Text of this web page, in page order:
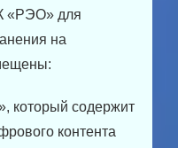
«РЭО» для
на
который содержит
контента